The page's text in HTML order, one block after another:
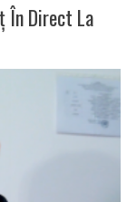
În Direct La